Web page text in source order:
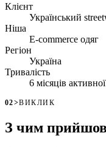
Клієнт
Український
Ніша
E-commerce одяг
Регіон
Україна
Тривалість
6 місяців
02>ВИКЛИК
З чим прийшов